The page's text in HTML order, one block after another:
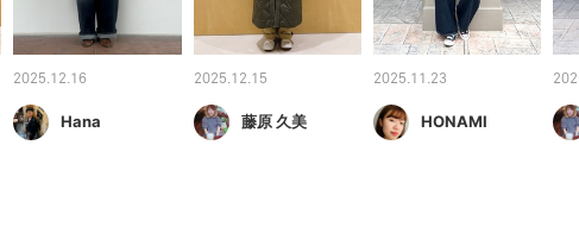
2025.12.16
Hana
2025.12.15
藤原 久美
2025.11.23
HONAMI